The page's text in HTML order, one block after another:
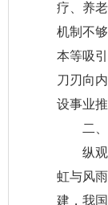
疗、养
机制不
本等吸
刀刃向
设事业推
二
纵
虹与风
建，我